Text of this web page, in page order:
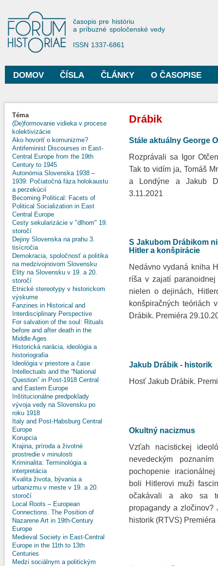
Forum Historiae
časopis pre históriu
a príbuzné spoločenské vedy
ISSN 1337-6861
Hlavné menu
DOMOV ČÍSLA ČLÁNKY O ČASOPISE
Nachádzate sa tu
Téma
(De)formovanie vidieka v procese
kolektivizácie
Ako hovoriť o komunizme?
Antifeminist Discourses in East-
Central Europe from the 19th
Century to 1945
Autonómia Slovenska 1938 –
1939: Počiatočná fáza holokaustu
a perzekúcií
Becoming Political: Facets of
Political Socialization in East
Central Europe
Cesty sekularizácie v "dlhom" 19.
storočí
Dejiny Slovenska na prahu 3.
tisícročia
Demokracia, spoločnosť a politika
na medzivojnovom Slovensku
Elity na Slovensku v 19. a 20.
storočí
Etnické stereotypy v historickom
výskume
Fanzines in Historical and
Interdisciplinary Perspective
For salvation of the soul: Rituals
before and after death in the
Middle Ages
Historická narácia, ideológia a
historiografia
Ideológia v priestore a čase
Intellectuals and the “National
Question” in Post-1918 Central
and Eastern Europe
Inštitucionálne predpoklady
vývoja vedy na Slovensku po
roku 1918
Italy and Post-Habsburg Central
Europe
Korupcia
Krajina, príroda a životné
prostredie v minulosti
Kriminalita: Terminológia a
interpretácia
Kvalita života, bývania a
urbanizmu v meste v 19. a 20.
storočí
Local Roots – European
Connections. The Position of
Nazarene Art in 19th-Century
Europe
Medieval Society in East-Central
Europe in the 11th to 13th
Centuries
Medzi sociálnym a politickým
Drábik
Stále aktuálny George
Rozprávali sa Igor
Tak to vidím ja, Tomáš
a Londýne a Jakub
3.11.2021
S Jakubom Drábikom
Hitler a konšpirácie
Nedávno vydaná kniha
ríša v zajatí
nielen o dejinách,
konšpiračných teóriách
Drábik. Premiéra
Jakub Drábik - historik
Hosť Jakub Drábik.
Okultný nacizmus
Vzťah nacistickej
nevedeckým
pochopenie
boli Hitlerovi muži
očakávali a ako sa
propagandy a zločinov?
historik (RTVS) Premiéra